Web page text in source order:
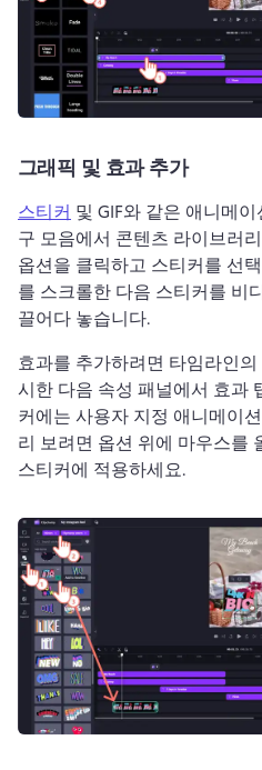
그래픽 및 효과 추가
스티커 및 GIF와 같은 애니메
구 모음에서 콘텐츠 라이브러
옵션을 클릭하고 스티커를 선
를 스크롤한 다음 스티커를 비
끌어다 놓습니다.
효과를 추가하려면 타임라인
시한 다음 속성 패널에서 효과
커에는 사용자 지정 애니메이
리 보려면 옵션 위에 마우스를
스티커에 적용하세요.